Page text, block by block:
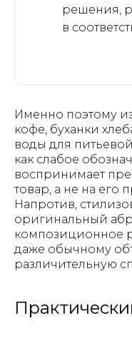
решения,
в
Именно поэтому
кофе, буханки
воды для
как слабое
воспринимает
товар, а не на его
Напротив,
оригинальный
композиционное
даже обычному
различительную